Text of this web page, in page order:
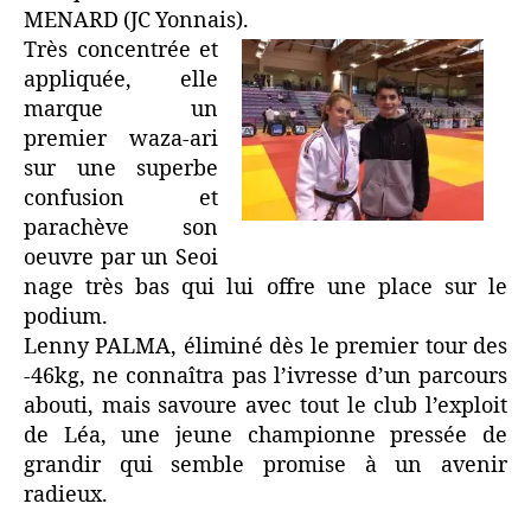
MENARD (JC Yonnais).
Très concentrée et
appliquée, elle
marque un
premier waza-ari
sur une superbe
confusion et
parachève son
oeuvre par un Seoi
nage très bas qui lui offre une place sur le
podium.
Lenny PALMA, éliminé dès le premier tour des
-46kg, ne connaîtra pas l’ivresse d’un parcours
abouti, mais savoure avec tout le club l’exploit
de Léa, une jeune championne pressée de
grandir qui semble promise à un avenir
radieux.